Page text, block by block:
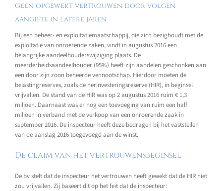
Geen opgewekt vertrouwen door volgen
aangifte in latere jaren
Bij een beheer- en exploitatiemaatschappij, die zich bezighoudt met de
exploitatie van onroerende zaken, vindt in augustus 2016 een
belangrijke aandeelhouderswijziging plaats. De
meerderheidsaandeelhouder (95%) heeft zijn aandelen geschonken aan
een door zijn zoon beheerde vennootschap. Hierdoor moeten de
belastingreserves, zoals de herinvesteringsreserve (HIR), in beginsel
vrijvallen. De stand van de HIR was op 2 augustus 2016 ruim € 1,3
miljoen. Daarnaast was er nog een toevoeging van ruim een half
miljoen in verband met de verkoop van een onroerende zaak in
september 2016. De inspecteur heeft deze bedragen bij het vaststellen
van de aanslag 2016 toegevoegd aan de winst.
De claim van het vertrouwensbeginsel
De bv stelt dat de inspecteur het vertrouwen heeft gewekt dat de HIR niet
zou vrijvallen. Zij baseert dit op het feit dat de inspecteur: